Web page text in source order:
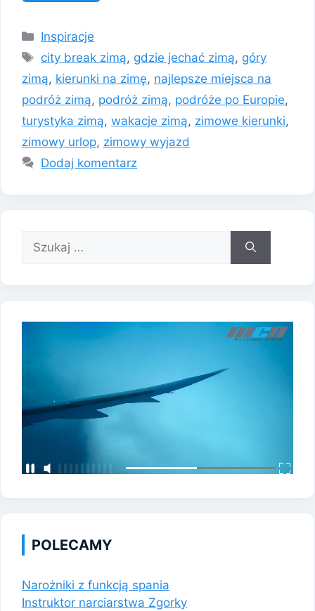
Kategorie
Inspiracje
Tagi
city break zimą, gdzie jechać zimą, góry
zimą, kierunki na zimę, najlepsze miejsca na
podróż zimą, podróż zimą, podróże po Europie,
turystyka zimą, wakacje zimą, zimowe kierunki,
zimowy urlop, zimowy wyjazd
Dodaj komentarz
POLECAMY
Narożniki z funkcją spania
Instruktor narciarstwa Zgorky